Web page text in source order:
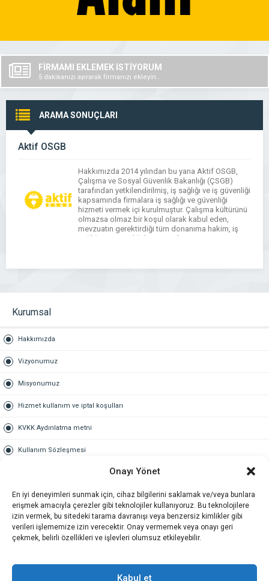
Onayı Yönet
En iyi deneyimleri sunmak için, cihaz bilgilerini saklamak ve/veya bunlara
erişmek amacıyla çerezler gibi teknolojiler kullanıyoruz. Bu teknolojilere
izin vermek, bu sitedeki tarama davranışı veya benzersiz kimlikler gibi
verileri işlememize izin verecektir. Onay vermemek veya onayı geri
çekmek, belirli özellikleri ve işlevleri olumsuz etkileyebilir.
Kabul et
FİRMAMI EKLEMEK İSTİYORUM
5 dakikanızı ayırarak firmanızı ekleyin..
ARAMA SONUÇLARI
Aktif OSGB
Hakkımızda 2014 yılından bu yana Aktif OSGB,
Çalışma ve Sosyal Güvenlik Bakanlığı (ÇSGB)
tarafından yetkilendirilmiş, iş sağlığı ve iş güvenliği
kapsamında firmalara iş sağlığı ve güvenliği
hizmeti vermek içi kurulmuştur. Çalışma kültürünü
olmazsa olmaz bir koşul olarak kabul eden,
mevzuatın gerektirdiği tüm donanıma hakim, iş
sağlığı ve güvenliği konusunda uzman ve
Kurumsal
Hakkımızda
Vizyonumuz
Misyonumuz
Hizmet kullanım ve iptal koşulları
KVKK Aydınlatma metni
Kullanım Sözleşmesi
Gold üyelik nedir
Kariyer